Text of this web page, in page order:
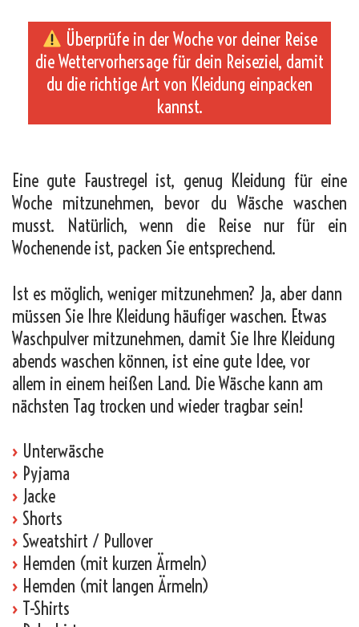
Überprüfe in der Woche vor deiner Reise
die Wettervorhersage für dein Reiseziel, damit
du die richtige Art von Kleidung einpacken
kannst.
Eine gute Faustregel ist, genug Kleidung für eine
Woche mitzunehmen, bevor du Wäsche waschen
musst. Natürlich, wenn die Reise nur für ein
Wochenende ist, packen Sie entsprechend.
Ist es möglich, weniger mitzunehmen? Ja, aber dann
müssen Sie Ihre Kleidung häufiger waschen. Etwas
Waschpulver mitzunehmen, damit Sie Ihre Kleidung
abends waschen können, ist eine gute Idee, vor
allem in einem heißen Land. Die Wäsche kann am
nächsten Tag trocken und wieder tragbar sein!
› Unterwäsche
› Pyjama
› Jacke
› Shorts
› Sweatshirt / Pullover
› Hemden (mit kurzen Ärmeln)
› Hemden (mit langen Ärmeln)
› T-Shirts